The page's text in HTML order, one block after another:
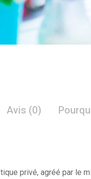
Avis (0)
privé, agréé par le